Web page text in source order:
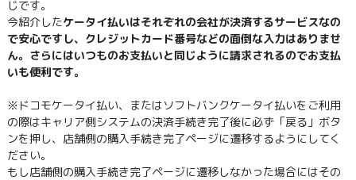
じです。
今紹介したケータイ払いはそれぞれの会社が決済するサービスなの
で安心ですし、クレジットカード番号などの面倒な入力はありませ
ん。さらにはいつものお支払いと同じように請求されるのでお支払
いも便利です。
※ドコモケータイ払い、またはソフトバンクケータイ払いをご利用
の際はキャリア側システムの決済手続き完了後に必ず「戻る」ボタ
ンを押し、店舗側の購入手続き完了ページに遷移するようにしてく
ださい。
もし店舗側の購入手続き完了ページに遷移しなかった場合にはその